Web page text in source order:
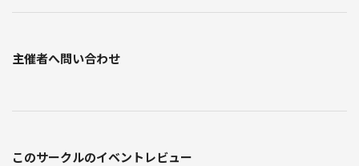
主催者へ問い合わせ
このサークルのイベントレビュー